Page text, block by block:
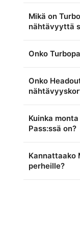
Mikä on
nähtävyyttä
Onko
Onko
Kuinka
Pass:ssä on?
Kannattaako
perheille?